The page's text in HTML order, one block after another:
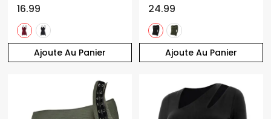
Ajoute Au Panier
16.99
Ajoute Au Panier
24.99